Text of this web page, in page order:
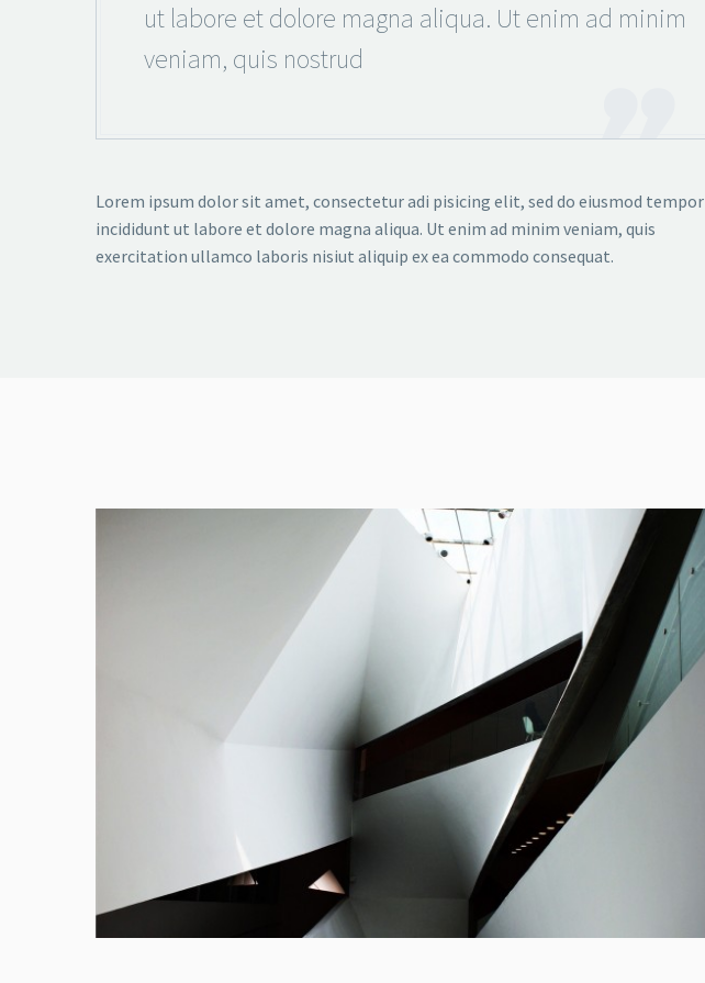
ut labore et dolore magna aliqua. Ut enim ad minim
veniam, quis nostrud
Lorem ipsum dolor sit amet, consectetur adi pisicing elit, sed do eiusmod tempor
incididunt ut labore et dolore magna aliqua. Ut enim ad minim veniam, quis
exercitation ullamco laboris nisiut aliquip ex ea commodo consequat.